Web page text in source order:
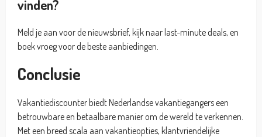
vinden?
Meld je aan voor de nieuwsbrief, kijk naar last-minute deals, en
boek vroeg voor de beste aanbiedingen.
Conclusie
Vakantiediscounter biedt Nederlandse vakantiegangers een
betrouwbare en betaalbare manier om de wereld te verkennen.
Met een breed scala aan vakantieopties, klantvriendelijke